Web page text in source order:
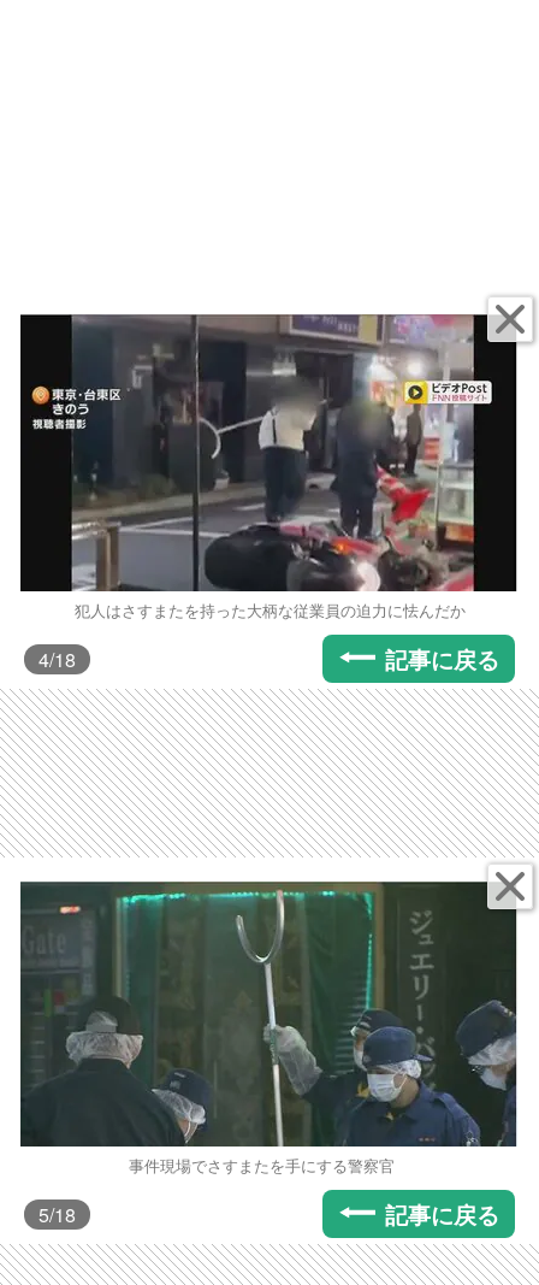
犯人はさすまたを持った大柄な従業員の迫力に怯んだか
4/18 記事に戻る
事件現場でさすまたを手にする警察官
5/18 記事に戻る